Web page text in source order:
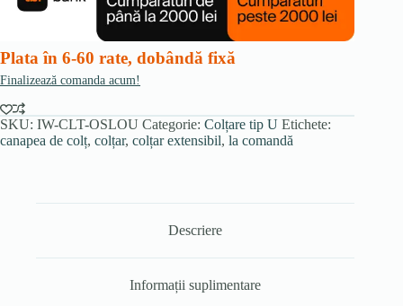
Plata în 6-60 rate, dobândă fixă
Finalizează comanda acum!
SKU: IW-CLT-OSLOU Categorie: Colțare tip U Etichete:
canapea de colț, colțar, colțar extensibil, la comandă
Descriere
Informații suplimentare